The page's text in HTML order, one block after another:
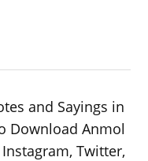
and Sayings in
Download Anmol
Twitter,